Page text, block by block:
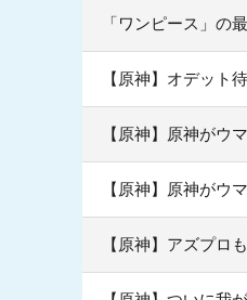
「ワンピース」の
【原神】オデット
【原神】原神がウ
【原神】原神がウ
【原神】アズプロ